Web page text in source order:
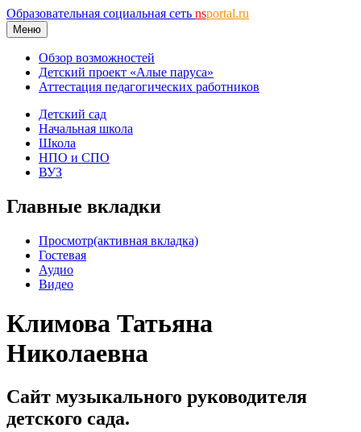
Образовательная социальная сеть nsportal.ru
Меню
Обзор возможностей
Детский проект «Алые паруса»
Аттестация педагогических работников
Детский сад
Начальная школа
Школа
НПО и СПО
ВУЗ
Главные вкладки
Просмотр(активная вкладка)
Гостевая
Аудио
Видео
Климова Татьяна
Николаевна
Сайт музыкального руководителя
детского сада.